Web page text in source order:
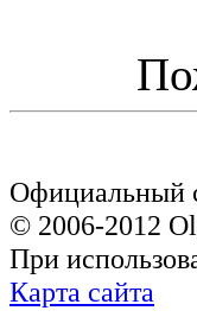
Официальный
© 2006-2012
При
Карта сайта